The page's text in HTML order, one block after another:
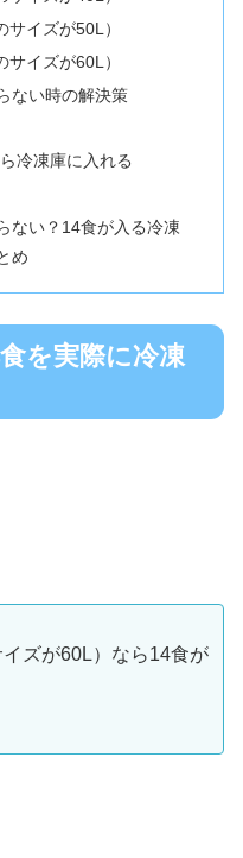
イズが50L）
イズが60L）
ない時の解決策
冷凍庫に入れる
ない？14食が入る冷凍
め
を実際に冷凍
ズが60L）なら14食が